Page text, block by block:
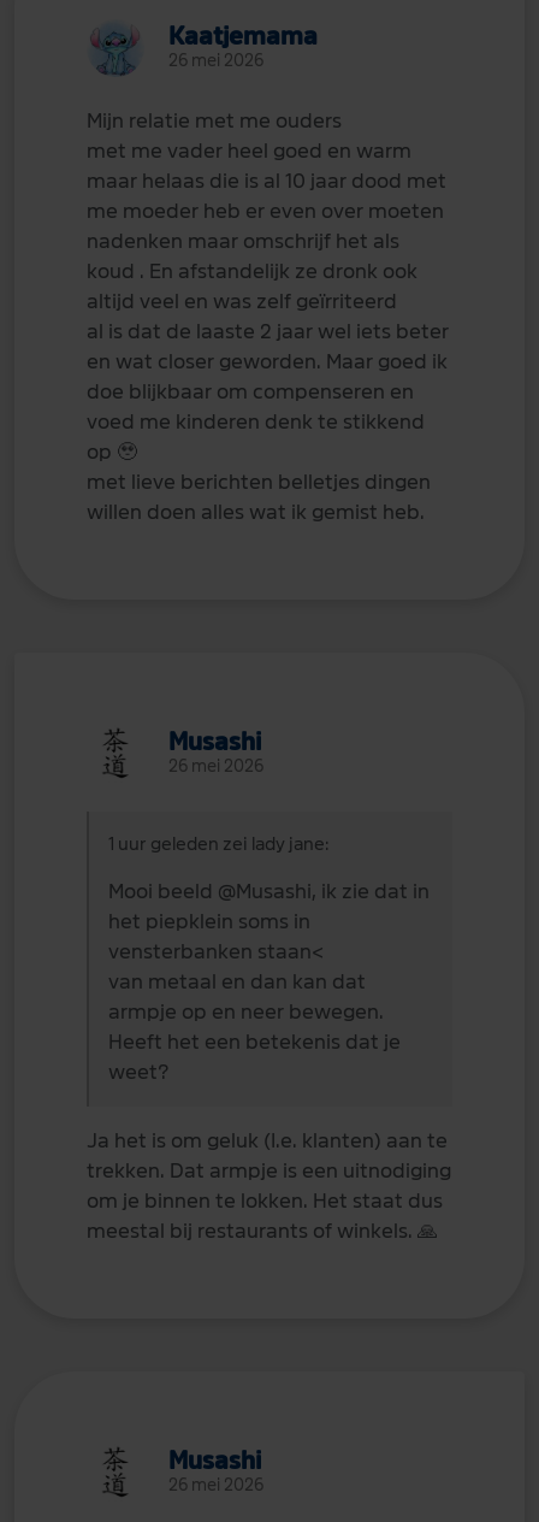
Kaatjemama
26 mei 2026
Mijn relatie met me ouders
met me vader heel goed en warm
maar helaas die is al 10 jaar dood met
me moeder heb er even over moeten
nadenken maar omschrijf het als
koud . En afstandelijk ze dronk ook
altijd veel en was zelf geïrriteerd
al is dat de laaste 2 jaar wel iets beter
en wat closer geworden. Maar goed ik
doe blijkbaar om compenseren en
voed me kinderen denk te stikkend
op 🥹
met lieve berichten belletjes dingen
willen doen alles wat ik gemist heb.
Musashi
26 mei 2026
1 uur geleden zei lady jane:
Mooi beeld @Musashi, ik zie dat in
het piepklein soms in
vensterbanken staan<
van metaal en dan kan dat
armpje op en neer bewegen.
Heeft het een betekenis dat je
weet?
Ja het is om geluk (I.e. klanten) aan te
trekken. Dat armpje is een uitnodiging
om je binnen te lokken. Het staat dus
meestal bij restaurants of winkels. 🙏
Musashi
26 mei 2026